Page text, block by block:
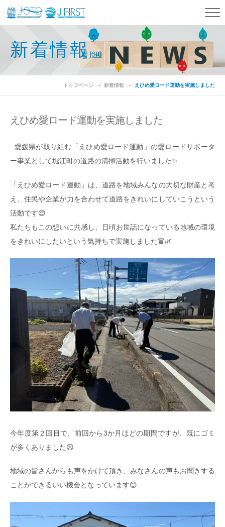
新着情報
トップページ 新着情報 えひめ愛ロード運動を実施しました
えひめ愛ロード運動を実施しました
愛媛県が取り組む「えひめ愛ロード運動」の愛ロードサポータ
ー事業として堀江町の道路の清掃活動を行いました✨
「えひめ愛ロード運動」は、道路を地域みんなの大切な財産と考
え、住民や企業が力を合わせて道路をきれいにしていこうという
活動です😌
私たちもこの想いに共感し、日頃お世話になっている地域の環境
をきれいにしたいという気持ちで実施しました🗑️🌿
今年度第２回目で、前回から3か月ほどの期間ですが、既にゴミ
が多くありました😣
地域の皆さんからも声をかけて頂き、みなさんの声もお聞きする
ことができるいい機会となっています😊